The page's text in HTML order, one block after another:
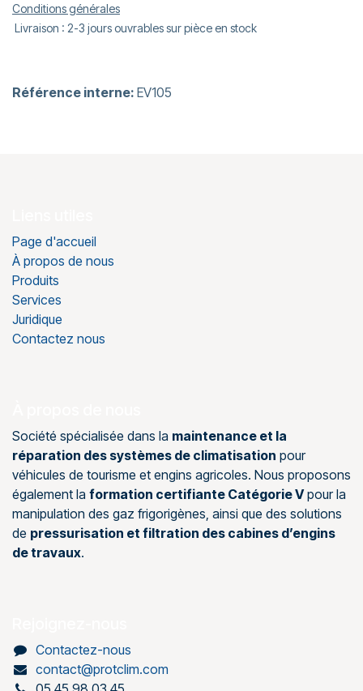
Conditions générales
Livraison : 2-3 jours ouvrables sur pièce en stock
Référence interne: EV105
Page d'accueil
À propos de nous
Produits
Services
Juridique
Contactez nous
Société spécialisée dans la maintenance et la
réparation des systèmes de climatisation pour
véhicules de tourisme et engins agricoles. Nous proposons
également la formation certifiante Catégorie Vpour la
manipulation des gaz frigorigènes, ainsi que des solutions
de pressurisation et filtration des cabines d’engins
de travaux.
Contactez-nous
contact@protclim.com